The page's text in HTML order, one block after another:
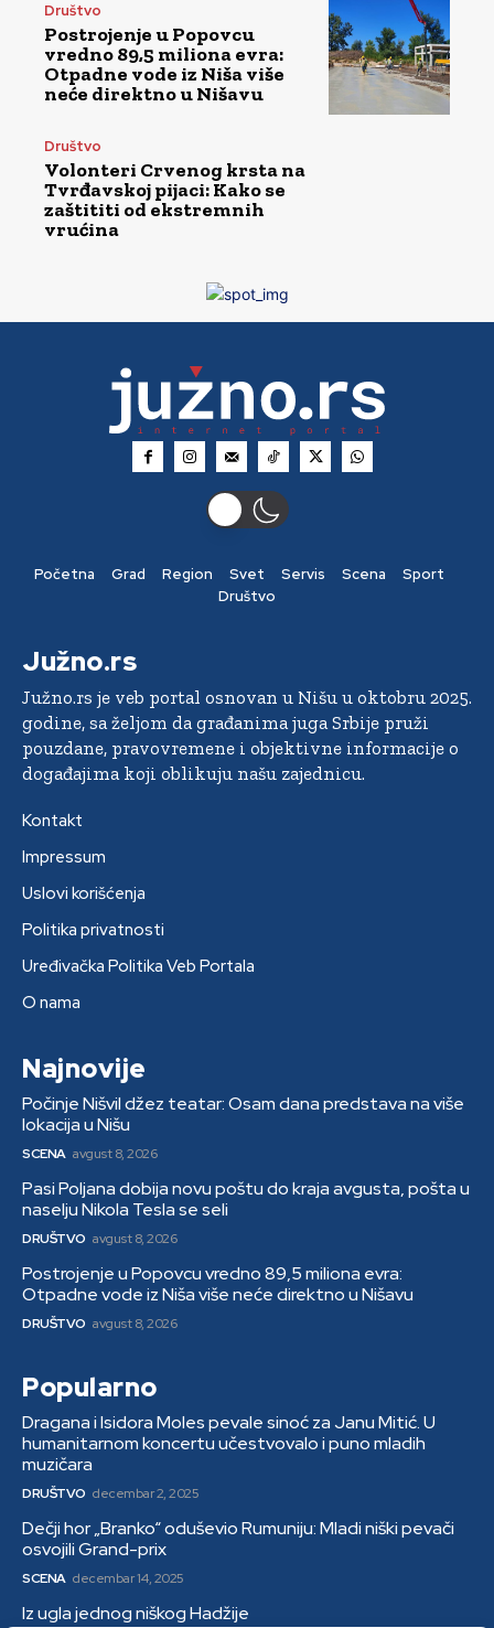
Društvo
Postrojenje u Popovcu
vredno 89,5 miliona evra:
Otpadne vode iz Niša više
neće direktno u Nišavu
Društvo
Volonteri Crvenog krsta na
Tvrđavskoj pijaci: Kako se
zaštititi od ekstremnih
vrućina
Početna Grad Region Svet Servis Scena
Sport
Društvo
Južno.rs
Južno.rs je veb portal osnovan u Nišu u oktobru 2025.
godine, sa željom da građanima juga Srbije pruži
pouzdane, pravovremene i objektivne informacije o
događajima koji oblikuju našu zajednicu.
Kontakt
Impressum
Uslovi korišćenja
Politika privatnosti
Uređivačka Politika Veb Portala
O nama
Najnovije
Počinje Nišvil džez teatar: Osam dana predstava na više
lokacija u Nišu
SCENA avgust 8, 2026
Pasi Poljana dobija novu poštu do kraja avgusta, pošta u
naselju Nikola Tesla se seli
DRUŠTVO avgust 8, 2026
Postrojenje u Popovcu vredno 89,5 miliona evra:
Otpadne vode iz Niša više neće direktno u Nišavu
DRUŠTVO avgust 8, 2026
Popularno
Dragana i Isidora Moles pevale sinoć za Janu Mitić. U
humanitarnom koncertu učestvovalo i puno mladih
muzičara
DRUŠTVO decembar 2, 2025
Dečji hor „Branko“ oduševio Rumuniju: Mladi niški pevači
osvojili Grand-prix
SCENA decembar 14, 2025
Iz ugla jednog niškog Hadžije